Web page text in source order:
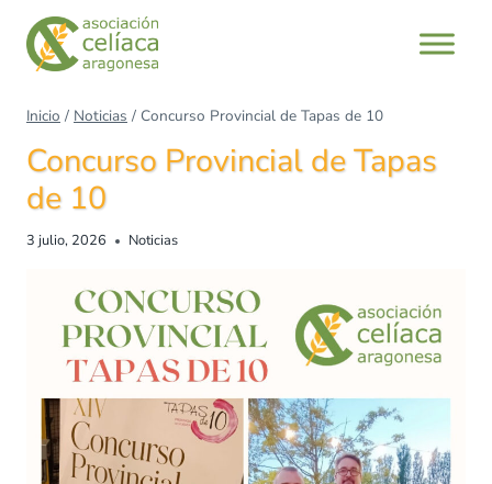
Saltar
contenido
Inicio / Noticias / Concurso Provincial de Tapas de 10
Concurso Provincial de Tapas
de 10
3 julio, 2026 Noticias